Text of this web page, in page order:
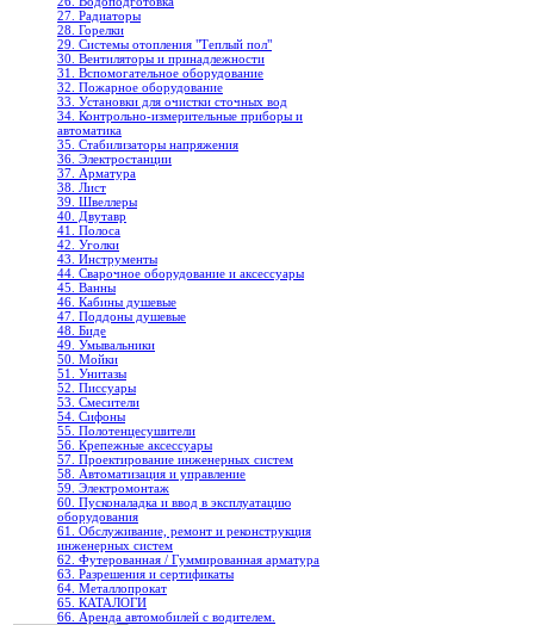
27. Радиаторы
28. Горелки
29. Системы отопления "Теплый пол"
30. Вентиляторы и принадлежности
31. Вспомогательное оборудование
32. Пожарное оборудование
33. Установки для очистки сточных вод
34. Контрольно-измерительные приборы и
автоматика
35. Стабилизаторы напряжения
36. Электростанции
37. Арматура
38. Лист
39. Швеллеры
40. Двутавр
41. Полоса
42. Уголки
43. Инструменты
44. Сварочное оборудование и аксессуары
45. Ванны
46. Кабины душевые
47. Поддоны душевые
48. Биде
49. Умывальники
50. Мойки
51. Унитазы
52. Писсуары
53. Смесители
54. Сифоны
55. Полотенцесушители
56. Крепежные аксессуары
57. Проектирование инженерных систем
58. Автоматизация и управление
59. Электромонтаж
60. Пусконаладка и ввод в эксплуатацию
оборудования
61. Обслуживание, ремонт и реконструкция
инженерных систем
62. Футерованная / Гуммированная арматура
63. Разрешения и сертификаты
64. Металлопрокат
65. КАТАЛОГИ
66. Аренда автомобилей с водителем.